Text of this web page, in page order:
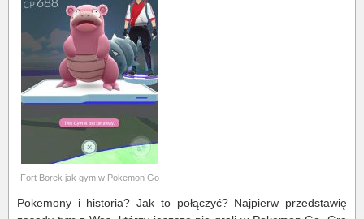
Fort Borek jak gym w Pokemon Go
Pokemony i historia? Jak to połączyć? Najpierw przedstawię